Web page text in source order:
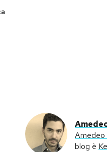
Storie/Idee
Ok Boomer!
Amedeo
blog è